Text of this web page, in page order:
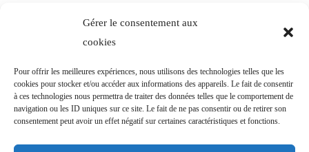
Gérer le consentement aux
cookies
Pour offrir les meilleures expériences, nous utilisons des technologies telles que les
cookies pour stocker et/ou accéder aux informations des appareils. Le fait de consentir
à ces technologies nous permettra de traiter des données telles que le comportement de
navigation ou les ID uniques sur ce site. Le fait de ne pas consentir ou de retirer son
consentement peut avoir un effet négatif sur certaines caractéristiques et fonctions.
Protection des données personnelles
Nos partenaires
Urgences du pôle des Cliniques
L’Etablissement du Val d’Ancre